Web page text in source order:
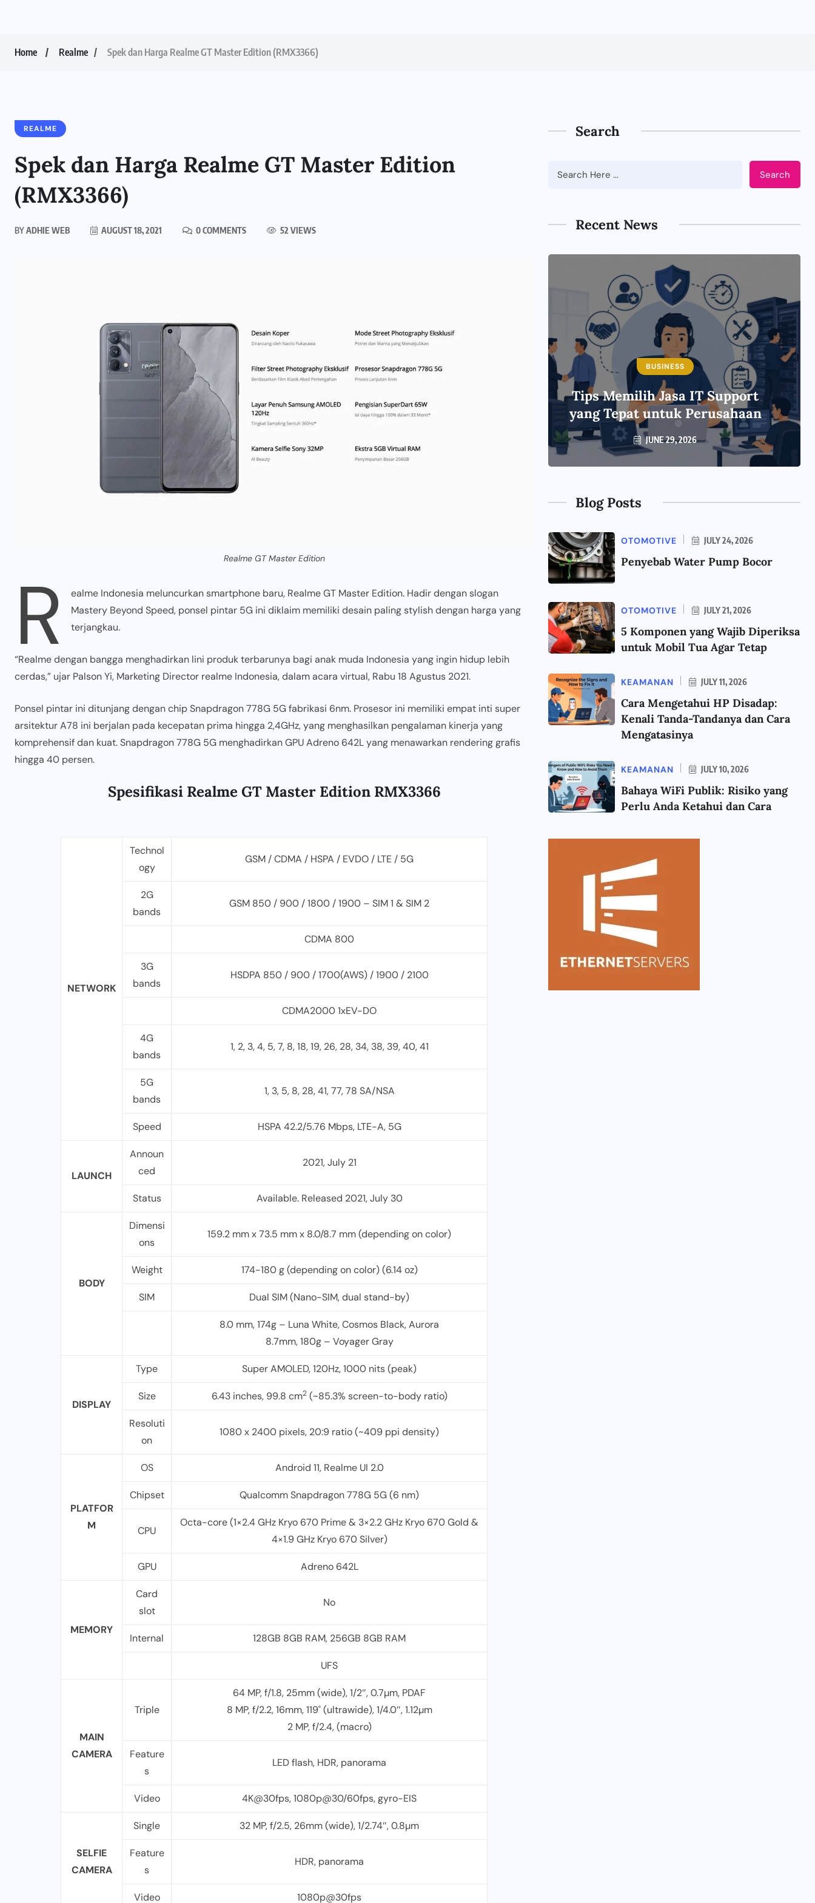
Home Realme Spek dan Harga Realme GT Master Edition (RMX3366)
REALME
Spek dan Harga Realme GT Master Edition
(RMX3366)
BYADHIE WEB AUGUST 18, 2021 0 COMMENTS 52 VIEWS
Realme GT Master Edition
R
ealme Indonesia meluncurkan smartphone baru, Realme GT Master Edition. Hadir dengan slogan
Mastery Beyond Speed, ponsel pintar 5G ini diklaim memiliki desain paling stylish dengan harga yang
terjangkau.
“Realme dengan bangga menghadirkan lini produk terbarunya bagi anak muda Indonesia yang ingin hidup lebih
cerdas,” ujar Palson Yi, Marketing Director realme Indonesia, dalam acara virtual, Rabu 18 Agustus 2021.
Ponsel pintar ini ditunjang dengan chip Snapdragon 778G 5G fabrikasi 6nm. Prosesor ini memiliki empat inti super
arsitektur A78 ini berjalan pada kecepatan prima hingga 2,4GHz, yang menghasilkan pengalaman kinerja yang
komprehensif dan kuat. Snapdragon 778G 5G menghadirkan GPU Adreno 642L yang menawarkan rendering grafis
hingga 40 persen.
Spesifikasi Realme GT Master Edition RMX3366
NETWORK
Technol
ogy
GSM / CDMA / HSPA / EVDO / LTE / 5G
2G
bands
GSM 850 / 900 / 1800 / 1900 – SIM 1 & SIM 2
CDMA 800
3G
bands
HSDPA 850 / 900 / 1700(AWS) / 1900 / 2100
CDMA2000 1xEV-DO
4G
bands
1, 2, 3, 4, 5, 7, 8, 18, 19, 26, 28, 34, 38, 39, 40, 41
5G
bands
1, 3, 5, 8, 28, 41, 77, 78 SA/NSA
Speed HSPA 42.2/5.76 Mbps, LTE-A, 5G
LAUNCH
Announ
ced
2021, July 21
Status Available. Released 2021, July 30
BODY
Dimensi
ons
159.2 mm x 73.5 mm x 8.0/8.7 mm (depending on color)
Weight 174-180 g (depending on color) (6.14 oz)
SIM Dual SIM (Nano-SIM, dual stand-by)
8.0 mm, 174g – Luna White, Cosmos Black, Aurora
8.7mm, 180g – Voyager Gray
DISPLAY
Type Super AMOLED, 120Hz, 1000 nits (peak)
Size 6.43 inches, 99.8 cm2(~85.3% screen-to-body ratio)
Resoluti
on
1080 x 2400 pixels, 20:9 ratio (~409 ppi density)
PLATFOR
M
OS Android 11, Realme UI 2.0
Chipset Qualcomm Snapdragon 778G 5G (6 nm)
CPU
Octa-core (1×2.4 GHz Kryo 670 Prime & 3×2.2 GHz Kryo 670 Gold &
4×1.9 GHz Kryo 670 Silver)
GPU Adreno 642L
MEMORY
Card
slot
No
Internal 128GB 8GB RAM, 256GB 8GB RAM
UFS
MAIN
CAMERA
Triple
64 MP, f/1.8, 25mm (wide), 1/2″, 0.7µm, PDAF
8 MP, f/2.2, 16mm, 119˚ (ultrawide), 1/4.0″, 1.12µm
2 MP, f/2.4, (macro)
Feature
s
LED flash, HDR, panorama
Video 4K@30fps, 1080p@30/60fps, gyro-EIS
SELFIE
CAMERA
Single 32 MP, f/2.5, 26mm (wide), 1/2.74″, 0.8µm
Feature
s
HDR, panorama
Video 1080p@30fps
Search
Search
Recent News
BUSINESS
Tips Memilih Jasa IT Support
yang Tepat untuk Perusahaan
JUNE 29, 2026
Blog Posts
OTOMOTIVE JULY 24, 2026
Penyebab Water Pump Bocor
OTOMOTIVE JULY 21, 2026
5 Komponen yang Wajib Diperiksa
untuk Mobil Tua Agar Tetap
KEAMANAN JULY 11, 2026
Cara Mengetahui HP Disadap:
Kenali Tanda-Tandanya dan Cara
Mengatasinya
KEAMANAN JULY 10, 2026
Bahaya WiFi Publik: Risiko yang
Perlu Anda Ketahui dan Cara